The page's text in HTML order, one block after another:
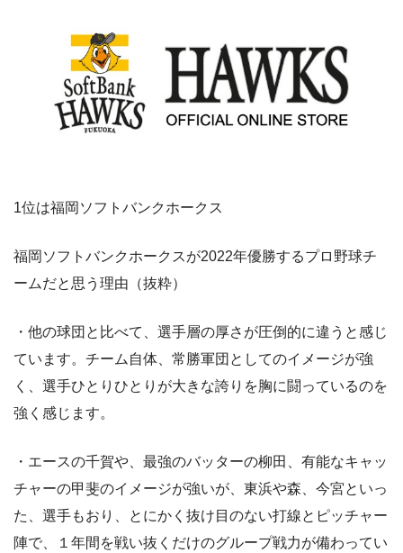
1位は福岡ソフトバンクホークス
福岡ソフトバンクホークスが2022年優勝するプロ野球チ
ームだと思う理由（抜粋）
・他の球団と比べて、選手層の厚さが圧倒的に違うと感じ
ています。チーム自体、常勝軍団としてのイメージが強
く、選手ひとりひとりが大きな誇りを胸に闘っているのを
強く感じます。
・エースの千賀や、最強のバッターの柳田、有能なキャッ
チャーの甲斐のイメージが強いが、東浜や森、今宮といっ
た、選手もおり、とにかく抜け目のない打線とピッチャー
陣で、１年間を戦い抜くだけのグループ戦力が備わってい